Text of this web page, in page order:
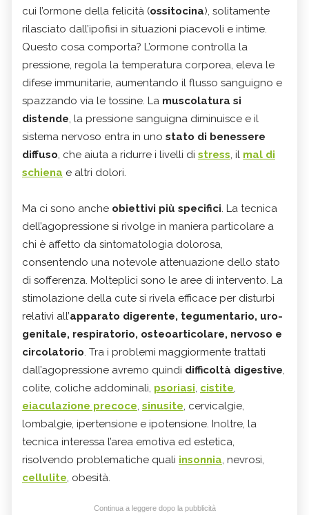
cui l’ormone della felicità (ossitocina), solitamente
rilasciato dall’ipofisi in situazioni piacevoli e intime.
Questo cosa comporta? L’ormone controlla la
pressione, regola la temperatura corporea, eleva le
difese immunitarie, aumentando il flusso sanguigno e
spazzando via le tossine. La muscolatura si
distende, la pressione sanguigna diminuisce e il
sistema nervoso entra in uno stato di benessere
diffuso, che aiuta a ridurre i livelli di stress, il mal di
schiena e altri dolori.
Ma ci sono anche obiettivi più specifici. La tecnica
dell’agopressione si rivolge in maniera particolare a
chi è affetto da sintomatologia dolorosa,
consentendo una notevole attenuazione dello stato
di sofferenza. Molteplici sono le aree di intervento. La
stimolazione della cute si rivela efficace per disturbi
relativi all’apparato digerente, tegumentario, uro-
genitale, respiratorio, osteoarticolare, nervoso e
circolatorio. Tra i problemi maggiormente trattati
dall’agopressione avremo quindi difficoltà digestive,
colite, coliche addominali, psoriasi, cistite,
eiaculazione precoce, sinusite, cervicalgie,
lombalgie, ipertensione e ipotensione. Inoltre, la
tecnica interessa l’area emotiva ed estetica,
risolvendo problematiche quali insonnia, nevrosi,
cellulite, obesità.
Continua a leggere dopo la pubblicità